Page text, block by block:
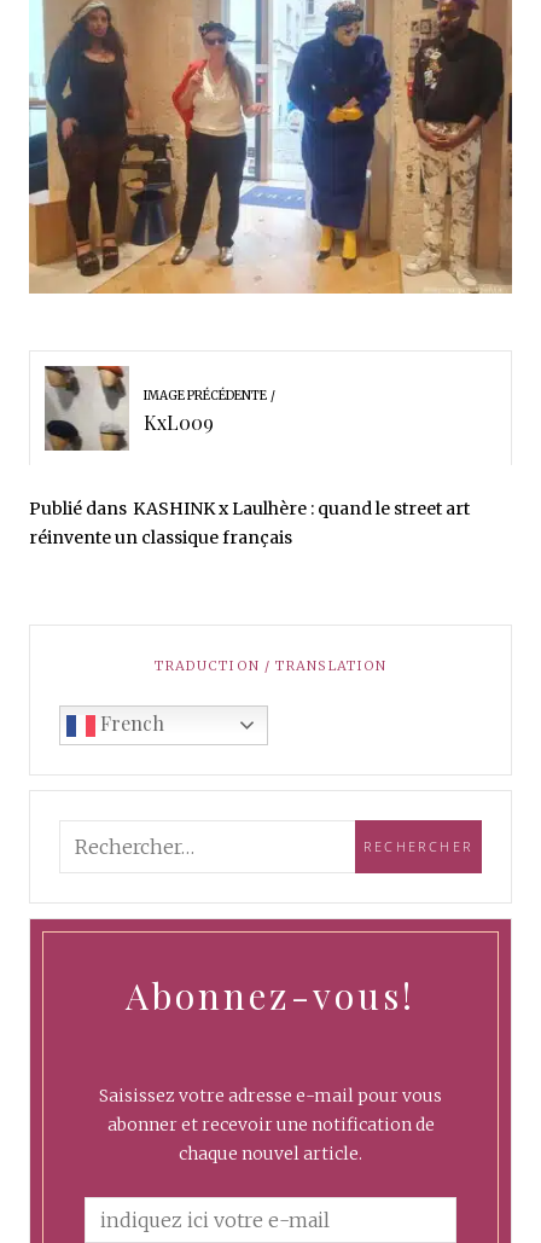
IMAGE PRÉCÉDENTE
KxL009
Publié dans KASHINK x Laulhère : quand le street art
réinvente un classique français
TRADUCTION / TRANSLATION
French
Abonnez-vous!
Saisissez votre adresse e-mail pour vous
abonner et recevoir une notification de
chaque nouvel article.